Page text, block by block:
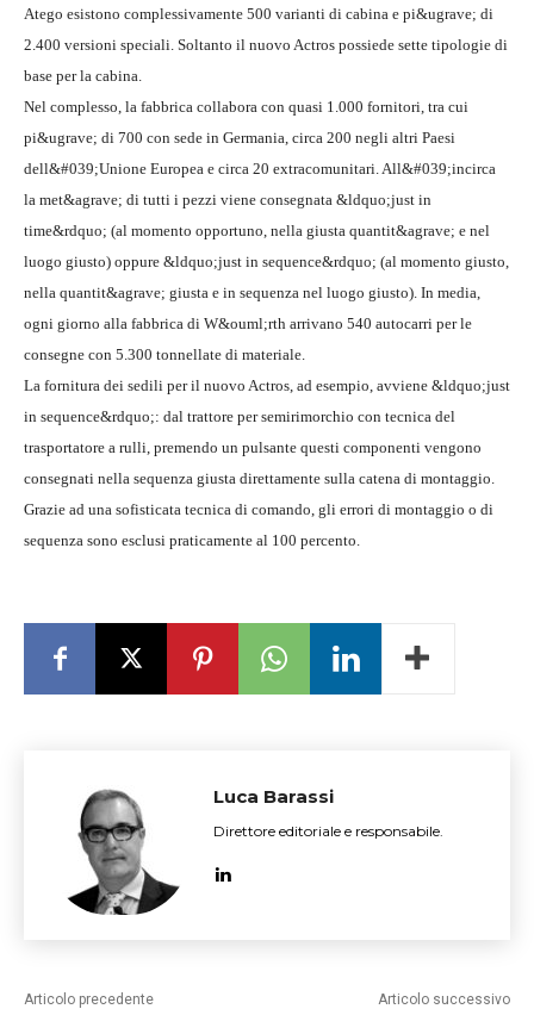
Atego esistono complessivamente 500 varianti di cabina e pi&ugrave; di
2.400 versioni speciali. Soltanto il nuovo Actros possiede sette tipologie di
base per la cabina.
Nel complesso, la fabbrica collabora con quasi 1.000 fornitori, tra cui
pi&ugrave; di 700 con sede in Germania, circa 200 negli altri Paesi
dell&#039;Unione Europea e circa 20 extracomunitari. All&#039;incirca
la met&agrave; di tutti i pezzi viene consegnata &ldquo;just in
time&rdquo; (al momento opportuno, nella giusta quantit&agrave; e nel
luogo giusto) oppure &ldquo;just in sequence&rdquo; (al momento giusto,
nella quantit&agrave; giusta e in sequenza nel luogo giusto). In media,
ogni giorno alla fabbrica di W&ouml;rth arrivano 540 autocarri per le
consegne con 5.300 tonnellate di materiale.
La fornitura dei sedili per il nuovo Actros, ad esempio, avviene &ldquo;just
in sequence&rdquo;: dal trattore per semirimorchio con tecnica del
trasportatore a rulli, premendo un pulsante questi componenti vengono
consegnati nella sequenza giusta direttamente sulla catena di montaggio.
Grazie ad una sofisticata tecnica di comando, gli errori di montaggio o di
sequenza sono esclusi praticamente al 100 percento.
Luca Barassi
Direttore editoriale e responsabile.
Articolo precedente Articolo successivo